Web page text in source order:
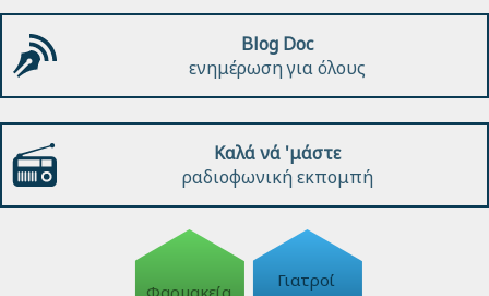
Blog Doc
ενημέρωση για όλους
Καλά νά 'μάστε
ραδιοφωνική εκπομπή
Φαρμακεία
Γιατροί